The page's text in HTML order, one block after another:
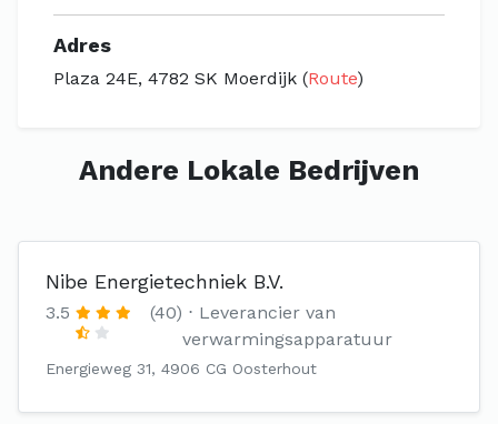
Adres
Plaza 24E, 4782 SK Moerdijk (Route)
Andere Lokale Bedrijven
Nibe Energietechniek B.V.
3.5 (40)
Leverancier van
verwarmingsapparatuur
Energieweg 31, 4906 CG Oosterhout